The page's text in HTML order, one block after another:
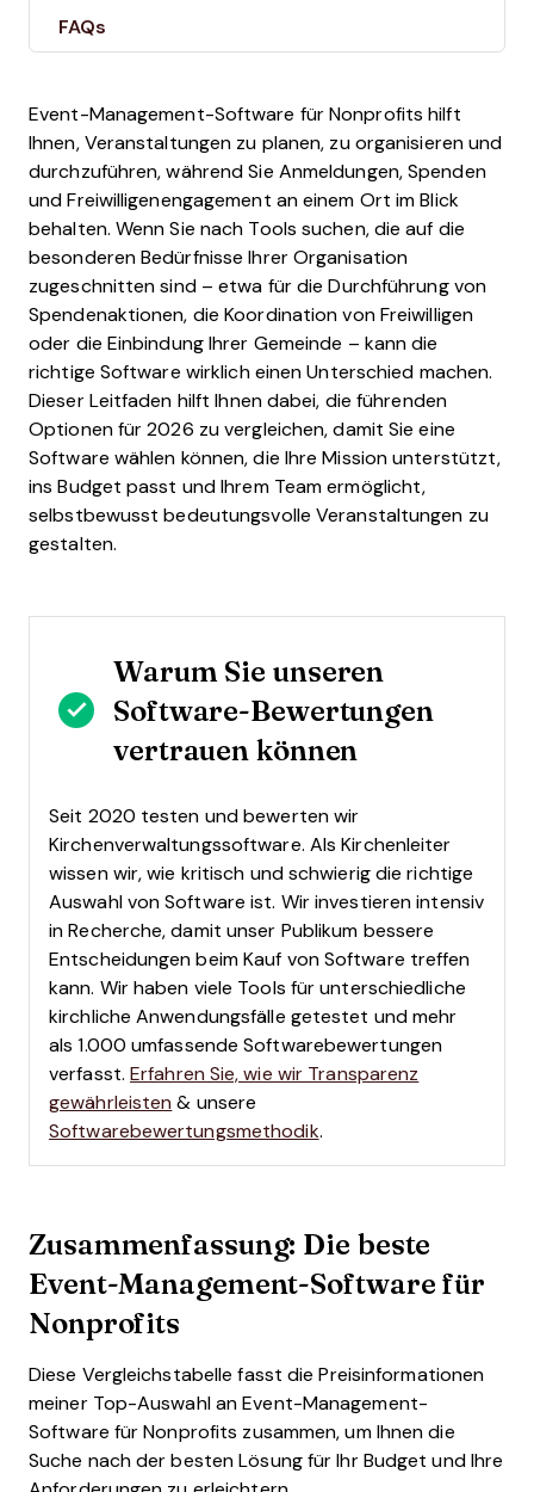
FAQs
Event-Management-Software für Nonprofits hilft
Ihnen, Veranstaltungen zu planen, zu organisieren und
durchzuführen, während Sie Anmeldungen, Spenden
und Freiwilligenengagement an einem Ort im Blick
behalten. Wenn Sie nach Tools suchen, die auf die
besonderen Bedürfnisse Ihrer Organisation
zugeschnitten sind – etwa für die Durchführung von
Spendenaktionen, die Koordination von Freiwilligen
oder die Einbindung Ihrer Gemeinde – kann die
richtige Software wirklich einen Unterschied machen.
Dieser Leitfaden hilft Ihnen dabei, die führenden
Optionen für 2026 zu vergleichen, damit Sie eine
Software wählen können, die Ihre Mission unterstützt,
ins Budget passt und Ihrem Team ermöglicht,
selbstbewusst bedeutungsvolle Veranstaltungen zu
gestalten.
Warum Sie unseren
Software-Bewertungen
vertrauen können
Seit 2020 testen und bewerten wir
Kirchenverwaltungssoftware. Als Kirchenleiter
wissen wir, wie kritisch und schwierig die richtige
Auswahl von Software ist. Wir investieren intensiv
in Recherche, damit unser Publikum bessere
Entscheidungen beim Kauf von Software treffen
kann. Wir haben viele Tools für unterschiedliche
kirchliche Anwendungsfälle getestet und mehr
als 1.000 umfassende Softwarebewertungen
verfasst. Erfahren Sie, wie wir Transparenz
gewährleisten & unsere
Softwarebewertungsmethodik.
Zusammenfassung: Die beste
Event-Management-Software für
Nonprofits
Diese Vergleichstabelle fasst die Preisinformationen
meiner Top-Auswahl an Event-Management-
Software für Nonprofits zusammen, um Ihnen die
Suche nach der besten Lösung für Ihr Budget und Ihre